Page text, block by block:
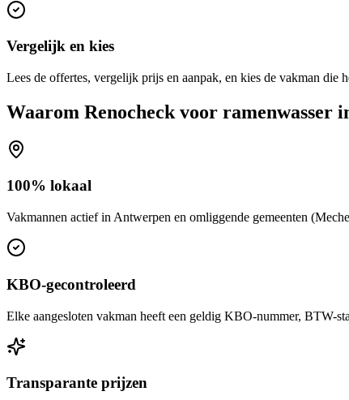
Vergelijk en kies
Lees de offertes, vergelijk prijs en aanpak, en kies de vakman
Waarom Renocheck voor ramenwasser
100% lokaal
Vakmannen actief in Antwerpen en omliggende gemeenten
KBO-gecontroleerd
Elke aangesloten vakman heeft een geldig KBO-nummer, BTW-
Transparante prijzen